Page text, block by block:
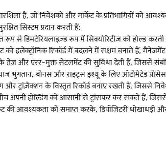
है, जो निवेशकों और मार्केट के प्रतिभागियों को
सिस्टम प्रदान करती हैं:
रूप से डिमटेरियलाइज़्ड रूप में सिक्योरिटीज़ को होल्ड
को इलेक्ट्रॉनिक रिकॉर्ड में बदलने में सक्षम बनाते हैं,
के तेज़ और एरर-मुक्त सेटलमेंट की सुविधा देती हैं, जिससे
भुगतान, बोनस और राइट्स इश्यू के लिए ऑटोमेटेड
और ट्रांज़ैक्शन के विस्तृत रिकॉर्ड बनाए रखती हैं, जिससे
अपनी होल्डिंग को आसानी से ट्रांसफर कर सकते हैं,
की आवश्यकता को समाप्त करके, डिपॉजिटरी धोखाधड़ी